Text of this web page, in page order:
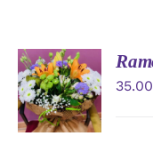
AÑADIR
AL
CARRITO
/
DETALLES
35.00